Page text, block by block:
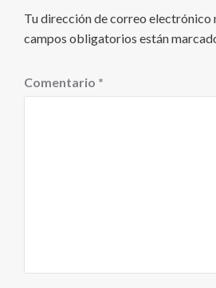
Tu dirección de correo electrónico
campos obligatorios están
Comentario *